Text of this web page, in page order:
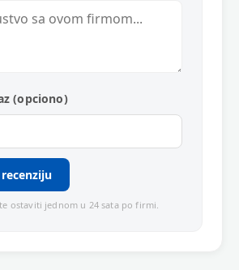
(opciono)
ostaviti jednom u 24 sata po firmi.